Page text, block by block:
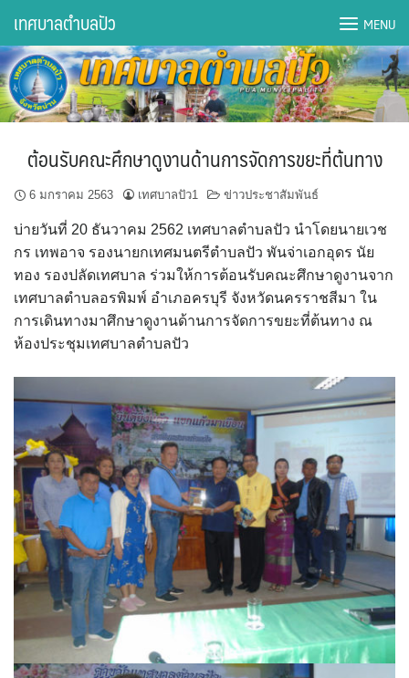
content
DWQA Ask Question
DWQA Questions
กองการศึกษา
กองคลัง
กองช่าง
กองยุทธศาสตร์และงบประมาณ
กองสาธารณสุขฯ
การเปิดเผยข้อมูลข่าวสารปี 2566 integrity transparency
assessment ITA2023
ข้อกำหนดการใช้งาน
ข้อมูลประชากร
ข้อมูลพื้นฐานของศูนย์บริการนักท่องเที่ยว เทศบาลตำบลปัว
ขั้นตอนการขอรับบริการ
งบแสดงฐานะการคลัง
เทศบาลตำบลปัว MENU
ต้อนรับคณะศึกษาดูงานด้านการจัดการขยะที่ต้นทาง
6 มกราคม 2563 เทศบาลปัว1 ข่าวประชาสัมพันธ์
บ่ายวันที่ 20 ธันวาคม 2562 เทศบาลตำบลปัว นำโดยนายเวช
กร เทพอาจ รองนายกเทศมนตรีตำบลปัว พันจ่าเอกอุดร นัย
ทอง รองปลัดเทศบาล ร่วมให้การต้อนรับคณะศึกษาดูงานจาก
เทศบาลตำบลอรพิมพ์ อำเภอครบุรี จังหวัดนครราชสีมา ใน
การเดินทางมาศึกษาดูงานด้านการจัดการขยะที่ต้นทาง ณ
ห้องประชุมเทศบาลตำบลปัว